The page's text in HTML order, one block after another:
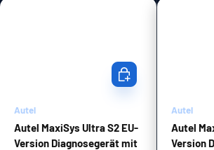
Autel
Autel MaxiSys Ultra S2 EU-
Version Diagnosegerät mit
In den Warenkorb
Autel
Autel
Version